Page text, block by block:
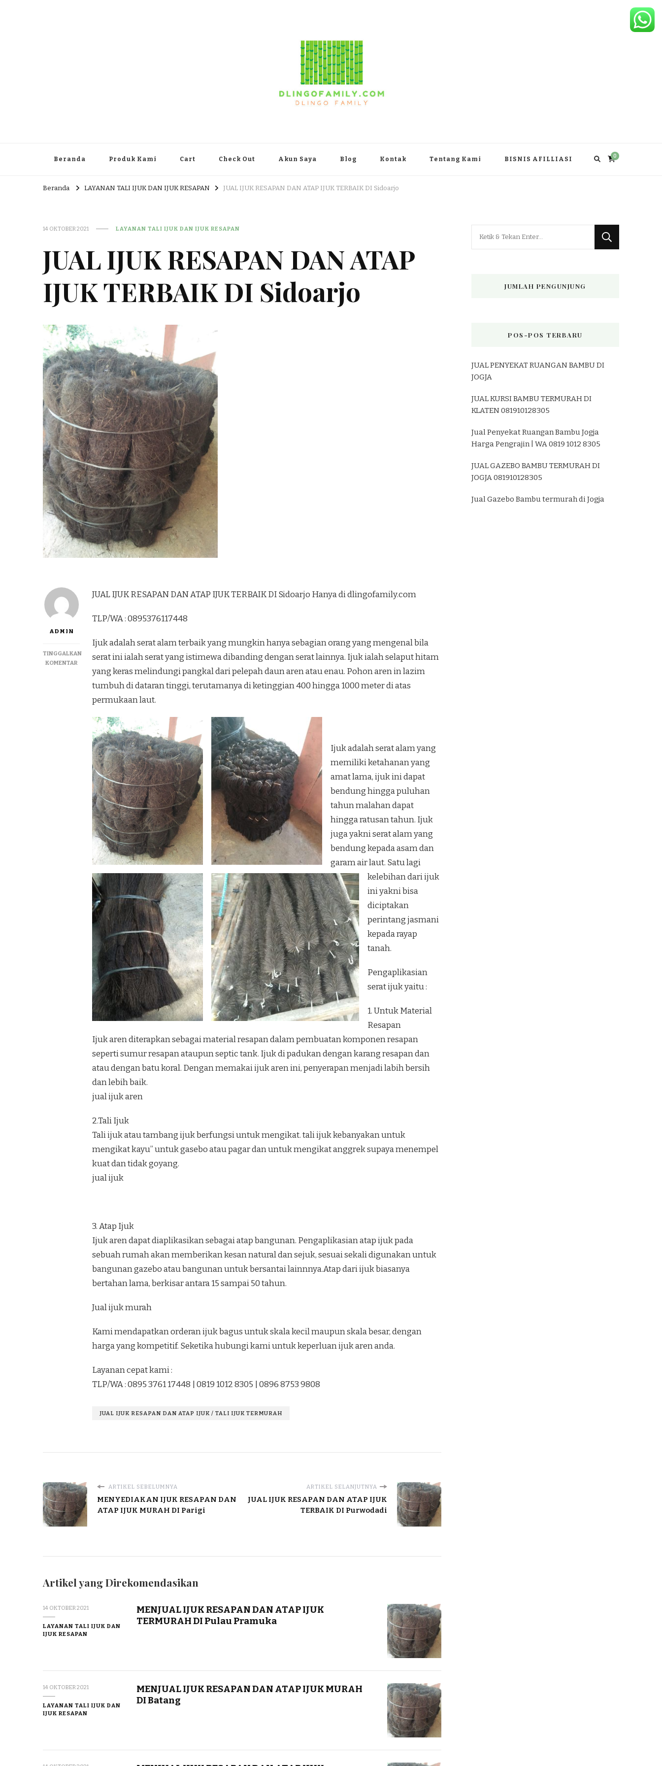
Beranda Produk Kami Cart Check Out Akun Saya Blog Kontak Tentang Kami BISNIS AFILLIASI 0
Beranda LAYANAN TALI IJUK DAN IJUK RESAPAN JUAL IJUK RESAPAN DAN ATAP IJUK TERBAIK DI Sidoarjo
14 OKTOBER 2021 LAYANAN TALI IJUK DAN IJUK RESAPAN
JUAL IJUK RESAPAN DAN ATAP
IJUK TERBAIK DI Sidoarjo
ADMIN
TINGGALKAN
KOMENTARPADA
RESAPAN
SIDOARJO
JUAL IJUK RESAPAN DAN ATAP IJUK TERBAIK DI Sidoarjo Hanya di dlingofamily.com
TLP/WA : 0895376117448
Ijuk adalah serat alam terbaik yang mungkin hanya sebagian orang yang mengenal bila
serat ini ialah serat yang istimewa dibanding dengan serat lainnya. Ijuk ialah selaput hitam
yang keras melindungi pangkal dari pelepah daun aren atau enau. Pohon aren in lazim
tumbuh di dataran tinggi, terutamanya di ketinggian 400 hingga 1000 meter di atas
permukaan laut.
Ijuk adalah serat alam yang
memiliki ketahanan yang
amat lama, ijuk ini dapat
bendung hingga puluhan
tahun malahan dapat
hingga ratusan tahun. Ijuk
juga yakni serat alam yang
bendung kepada asam dan
garam air laut. Satu lagi
kelebihan dari ijuk
ini yakni bisa
diciptakan
perintang jasmani
kepada rayap
tanah.
Pengaplikasian
serat ijuk yaitu :
1. Untuk Material
Resapan
Ijuk aren diterapkan sebagai material resapan dalam pembuatan komponen resapan
seperti sumur resapan ataupun septic tank. Ijuk di padukan dengan karang resapan dan
atau dengan batu koral. Dengan memakai ijuk aren ini, penyerapan menjadi labih bersih
dan lebih baik.
jual ijuk aren
2.Tali Ijuk
Tali ijuk atau tambang ijuk berfungsi untuk mengikat. tali ijuk kebanyakan untuk
mengikat kayu” untuk gasebo atau pagar dan untuk mengikat anggrek supaya menempel
kuat dan tidak goyang.
jual ijuk
3. Atap Ijuk
Ijuk aren dapat diaplikasikan sebagai atap bangunan. Pengaplikasian atap ijuk pada
sebuah rumah akan memberikan kesan natural dan sejuk, sesuai sekali digunakan untuk
bangunan gazebo atau bangunan untuk bersantai lainnnya.Atap dari ijuk biasanya
bertahan lama, berkisar antara 15 sampai 50 tahun.
Jual ijuk murah
Kami mendapatkan orderan ijuk bagus untuk skala kecil maupun skala besar, dengan
harga yang kompetitif. Seketika hubungi kami untuk keperluan ijuk aren anda.
Layanan cepat kami :
TLP/WA : 0895 3761 17448 | 0819 1012 8305 | 0896 8753 9808
JUAL IJUK RESAPAN DAN ATAP IJUK / TALI IJUK TERMURAH
ARTIKEL SEBELUMNYA
MENYEDIAKAN IJUK RESAPAN DAN
ATAP IJUK MURAH DI Parigi
ARTIKEL SELANJUTNYA
JUAL IJUK RESAPAN DAN ATAP IJUK
TERBAIK DI Purwodadi
Artikel yang Direkomendasikan
14 OKTOBER 2021
LAYANAN TALI IJUK DAN
IJUK RESAPAN
MENJUAL IJUK RESAPAN DAN ATAP IJUK
TERMURAH DI Pulau Pramuka
14 OKTOBER 2021
LAYANAN TALI IJUK DAN
IJUK RESAPAN
MENJUAL IJUK RESAPAN DAN ATAP IJUK MURAH
DI Batang
JUMLAH PENGUNJUNG
POS-POS TERBARU
JUAL PENYEKAT RUANGAN BAMBU DI
JOGJA
JUAL KURSI BAMBU TERMURAH DI
KLATEN 081910128305
Jual Penyekat Ruangan Bambu Jogja
Harga Pengrajin | WA 0819 1012 8305
JUAL GAZEBO BAMBU TERMURAH DI
JOGJA 081910128305
Jual Gazebo Bambu termurah di Jogja